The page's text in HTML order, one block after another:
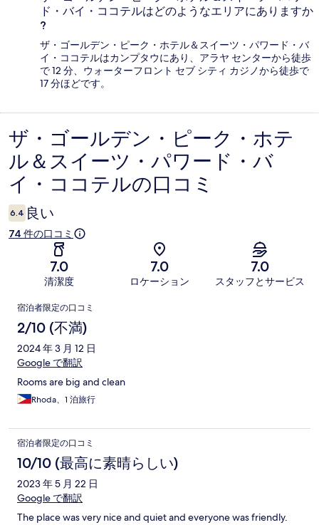
ド・バイ・ココテルはどのようなエリアにありますか
?
ザ・ゴールデン・ピーク・ホテル＆スイーツ・パワード・バ
イ・ココテルはカンプタウにあり、アラヤ センターから徒歩
で 12 分、ウォーターフロント セブ シティ カジノから徒歩で
17 分ほどです。
口
コ
ミ
ザ・ゴールデン・ピーク・ホテ
ル＆スイーツ・パワード・バ
イ・ココテルの口コミ
6.4 良い
74 件の口コミ
7.0
清潔度
7.0
ロケーション
7.0
スタッフとサービス
口
コ
ミ
宿泊者限定の口コミ
2/10 (不満)
2024 年 3 月 12 日
Google で翻訳
Rooms are big and clean
Rhoda、1 泊旅行
宿泊者限定の口コミ
10/10 (最高に素晴らしい)
2023 年 5 月 22 日
Google で翻訳
The place was very nice and quiet and everyone was friendly.